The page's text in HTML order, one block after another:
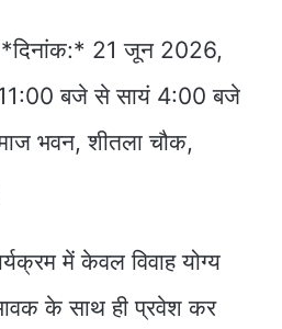
21 जून 2026,
11:00 बजे से सायं 4:00 बजे
भवन, शीतला चौक,
में केवल विवाह योग्य
के साथ ही प्रवेश कर